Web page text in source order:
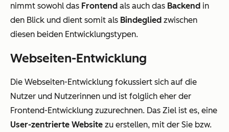
nimmt sowohl das Frontend als auch das Backend in
den Blick und dient somit als Bindeglied zwischen
diesen beiden Entwicklungstypen.
Webseiten-Entwicklung
Die Webseiten-Entwicklung fokussiert sich auf die
Nutzer und Nutzerinnen und ist folglich eher der
Frontend-Entwicklung zuzurechnen. Das Ziel ist es, eine
User-zentrierte Website zu erstellen, mit der Sie bzw.